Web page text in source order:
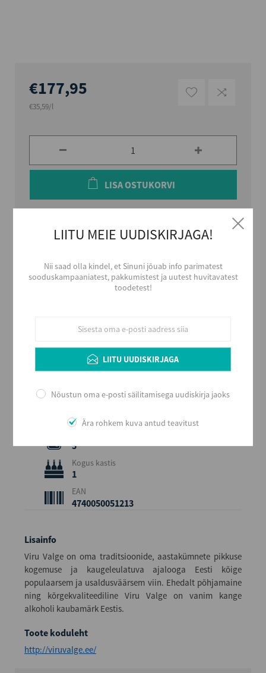
€177,95
€35,59/l
LISA OSTUKORVI
kõrgekvaliteediline teraviljapiiritus ja spetsiaalselt
töödeldud vesi.
Viin
Tootja
Liviko AS
80
5
Kogus kastis
1
EAN
4740050051213
Lisainfo
Viru Valge on oma traditsioonide, aastakümnete pikkuse
kogemuse ja kaugeleulatuva ajalooga Eesti kõige
populaarsem ja usaldusväärsem viin. Ehedalt põhjamaine
ning kõrgekvaliteediline Viru Valge on vanim kange
alkoholi kaubamärk Eestis.
Toote koduleht
http://viruvalge.ee/
LIITU MEIE UUDISKIRJAGA!
Nii saad olla kindel, et Sinuni jõuab info parimatest
sooduskampaaniatest, pakkumistest ja uutest huvitavatest
toodetest!
LIITU UUDISKIRJAGA
Nõustun oma e-posti säilitamisega uudiskirja jaoks
Ära rohkem kuva antud teavitust